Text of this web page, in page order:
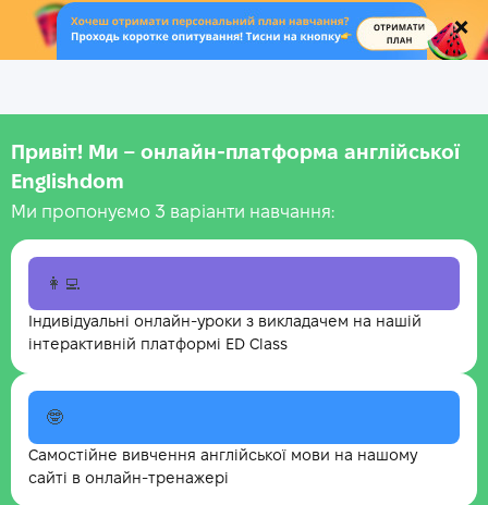
.
Привіт! Ми – онлайн-платформа англійської
Englishdom
Ми пропонуємо 3 варіанти навчання:
👩‍💻
Індивідуальні онлайн-уроки з викладачем на нашій
інтерактивній платформі ED Class
🤓
Самостійне вивчення англійської мови на нашому
сайті в онлайн-тренажері